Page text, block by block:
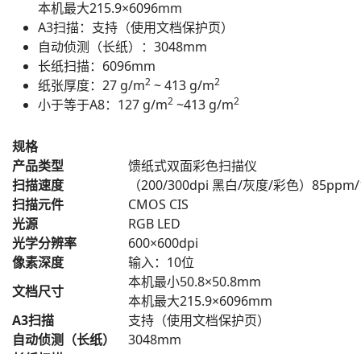
本机最大215.9×6096mm
A3扫描：支持（使用文档保护页）
自动侦测（长纸）：3048mm
长纸扫描：6096mm
纸张厚度：27 g/m2 ~ 413 g/m2
小于等于A8：127 g/m2 ~413 g/m2
规格
产品类型
馈纸式双面彩色扫描仪
扫描速度
（200/300dpi 黑白/灰度/彩色）
扫描元件
CMOS CIS
光源
RGB LED
光学分辨率
600×600dpi
像素深度
输入：10位
文档尺寸
本机最小50.8×50.8mm
本机最大215.9×6096mm
A3扫描
支持（使用文档保护页）
自动侦测（长纸）
3048mm